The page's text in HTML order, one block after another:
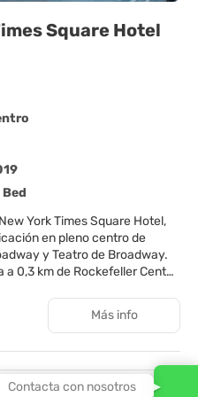
Square Hotel
York Times Square Hotel,
en pleno centro de
y Teatro de Broadway.
0,3 km de Rockefeller Center
y muchas otras instalaciones
wifi gratis y servicios
este hotel incluyen una tienda
de bodas y un salón de
Más info
Contacta con nosotros